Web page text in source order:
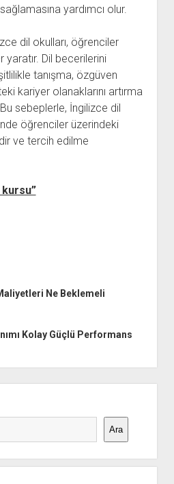
yardımcı olur.
dil okulları, öğrenciler
Dil becerilerini
tanışma, özgüven
kariyer olanaklarını artırma
sebeplerle, İngilizce dil
öğrenciler üzerindeki
ve tercih edilme
Ne Beklemeli
Kolay Güçlü Performans
Ara